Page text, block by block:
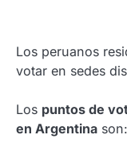
Los peruanos
votar en sedes
Los puntos de
en Argentina son: